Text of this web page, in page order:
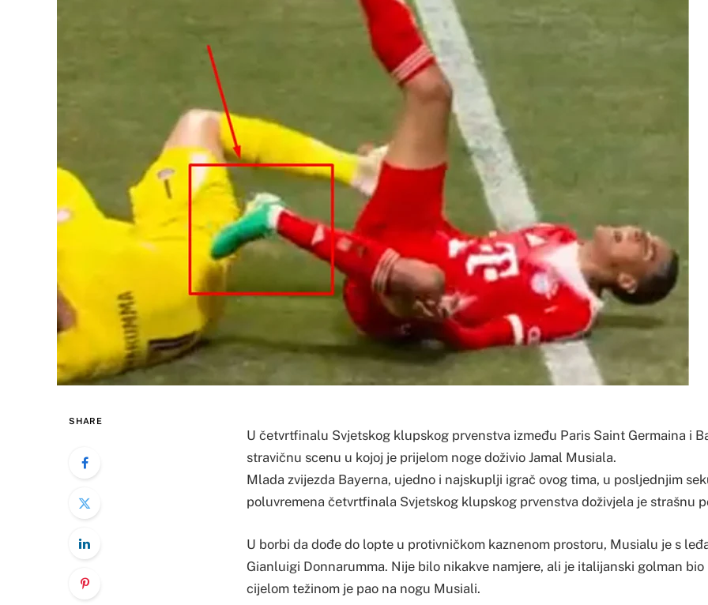
SHARE
U četvrtfinalu Svjetskog klupskog prvenstva između Paris Saint Germaina i
stravičnu scenu u kojoj je prijelom noge doživio Jamal Musiala.
Mlada zvijezda Bayerna, ujedno i najskuplji igrač ovog tima, u posljednjim
poluvremena četvrtfinala Svjetskog klupskog prvenstva doživjela je strašnu
U borbi da dođe do lopte u protivničkom kaznenom prostoru, Musialu je s
Gianluigi Donnarumma. Nije bilo nikakve namjere, ali je italijanski golman bio
cijelom težinom je pao na nogu Musiali.